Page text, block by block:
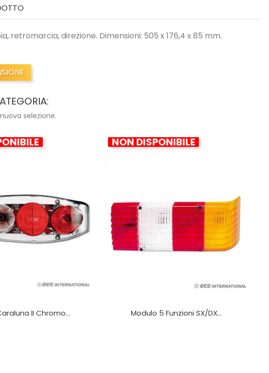
direzione. Dimensioni: 505 x 176,4 x 85 mm.
selezione.
II Chromo...
NON DISPONIBILE
Modulo 5 Funzioni SX/DX...